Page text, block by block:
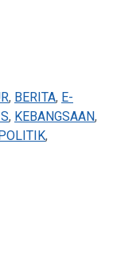
, BERITA, E-
, KEBANGSAAN,
,